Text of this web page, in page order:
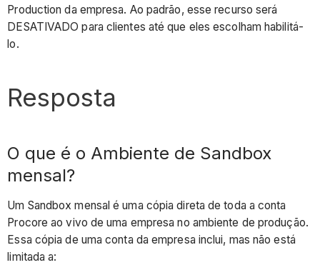
Production da empresa. Ao padrão, esse recurso será
DESATIVADO para clientes até que eles escolham habilitá-
lo.
Resposta
O que é o Ambiente de Sandbox
mensal?
Um Sandbox mensal é uma cópia direta de toda a conta
Procore ao vivo de uma empresa no ambiente de produção.
Essa cópia de uma conta da empresa inclui, mas não está
limitada a: